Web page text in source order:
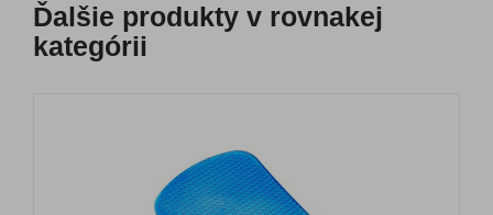
Ďalšie produkty v rovnakej
kategórii